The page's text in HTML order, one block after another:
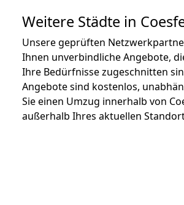
Weitere Städte in
Unsere geprüften
Ihnen unverbindliche Angebote,
Ihre Bedürfnisse zugeschnitten
Angebote sind kostenlos,
Sie einen Umzug innerhalb von
außerhalb Ihres aktuellen